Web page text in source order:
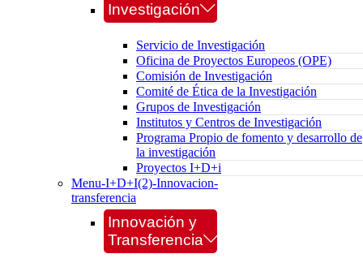
Investigación
Servicio de Investigación
Oficina de Proyectos Europeos (OPE)
Comisión de Investigación
Comité de Ética de la Investigación
Grupos de Investigación
Institutos y Centros de Investigación
Programa Propio de fomento y desarrollo de
la investigación
Proyectos I+D+i
Menu-I+D+I(2)-Innovacion-
transferencia
Innovación y
Transferencia